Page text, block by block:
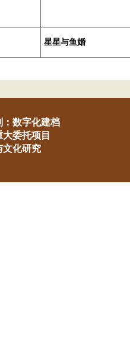
星星与鱼婚
：数字化建档
委托项目
文化研究